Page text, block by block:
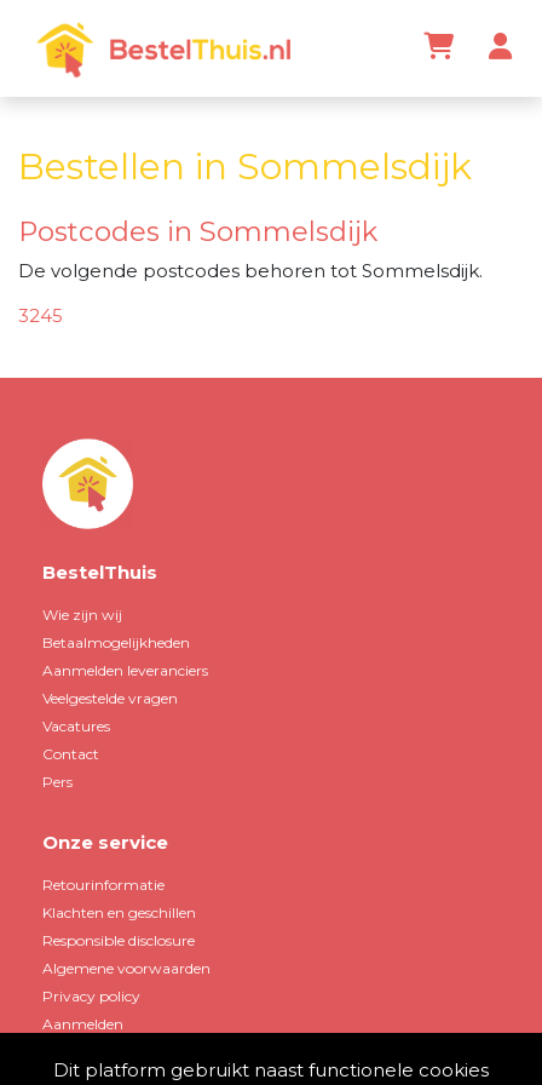
Bestellen in Sommelsdijk
Postcodes in Sommelsdijk
De volgende postcodes behoren tot Sommelsdijk.
3245
BestelThuis
Wie zijn wij
Betaalmogelijkheden
Aanmelden leveranciers
Veelgestelde vragen
Vacatures
Contact
Pers
Onze service
Retourinformatie
Klachten en geschillen
Responsible disclosure
Algemene voorwaarden
Privacy policy
Aanmelden
Dit platform gebruikt naast functionele cookies